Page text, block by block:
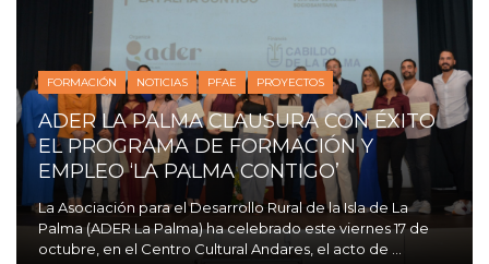
FORMACIÓN NOTICIAS PFAE PROYECTOS
ADER LA PALMA CLAUSURA CON ÉXITO
EL PROGRAMA DE FORMACIÓN Y
EMPLEO ‘LA PALMA CONTIGO’
La Asociación para el Desarrollo Rural de la Isla de La
Palma (ADER La Palma) ha celebrado este viernes 17 de
octubre, en el Centro Cultural Andares, el acto de ...